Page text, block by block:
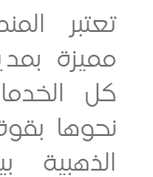
المنطقة
بمدينة
بقوة ،
بين